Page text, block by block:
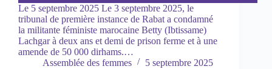
Le 5 septembre 2025 Le 3 septembre 2025, le
tribunal de première instance de Rabat a condamné
la militante féministe marocaine Betty (Ibtissame)
Lachgar à deux ans et demi de prison ferme et à une
amende de 50 000 dirhams.…
Assemblée des femmes
5 septembre 2025